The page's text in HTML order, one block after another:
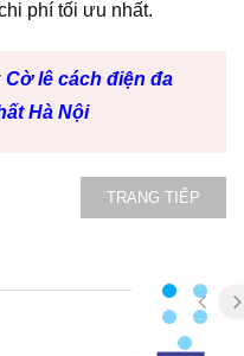
phí tối ưu nhất.
Cờ lê cách điện đa
Hà Nội
TRANG TIẾP